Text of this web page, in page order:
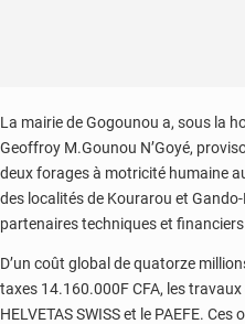
La mairie de Gogounou a, sous la
Geoffroy M.Gounou N’Goyé,
deux forages à motricité humaine
des localités de Kourarou et
partenaires techniques et financiers
D’un coût global de quatorze
taxes 14.160.000F CFA, les
HELVETAS SWISS et le PAEFE.